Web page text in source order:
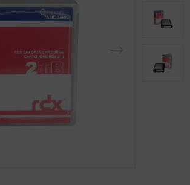
móviles
y de